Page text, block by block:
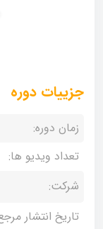
جزییات دوره
زمان دوره:
تعداد ویدیو ها:
شرکت:
تاریخ انتشار مرجع: